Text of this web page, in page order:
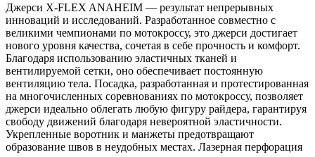
Джерси X-FLEX ANAHEIM — результат непрерывных
инноваций и исследований. Разработанное совместно с
великими чемпионами по мотокроссу, это джерси достигает
нового уровня качества, сочетая в себе прочность и комфорт.
Благодаря использованию эластичных тканей и
вентилируемой сетки, оно обеспечивает постоянную
вентиляцию тела. Посадка, разработанная и протестированная
на многочисленных соревнованиях по мотокроссу, позволяет
джерси идеально облегать любую фигуру райдера, гарантируя
свободу движений благодаря невероятной эластичности.
Укрепленные воротник и манжеты предотвращают
образование швов в неудобных местах. Лазерная перфорация